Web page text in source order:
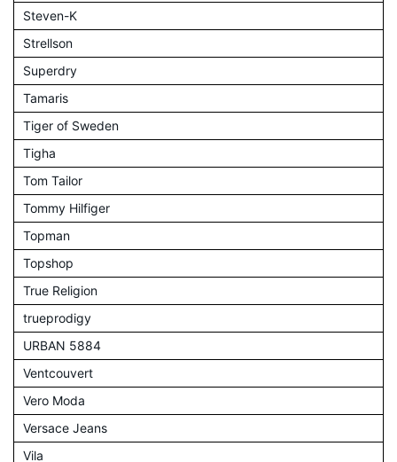
Steven-K
Strellson
Superdry
Tamaris
Tiger of Sweden
Tigha
Tom Tailor
Tommy Hilfiger
Topman
Topshop
True Religion
trueprodigy
URBAN 5884
Ventcouvert
Vero Moda
Versace Jeans
Vila